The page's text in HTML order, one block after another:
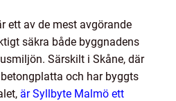
ett av de mest avgörande
säkra både byggnadens
Särskilt i Skåne, där
och har byggts
är Syllbyte Malmö ett